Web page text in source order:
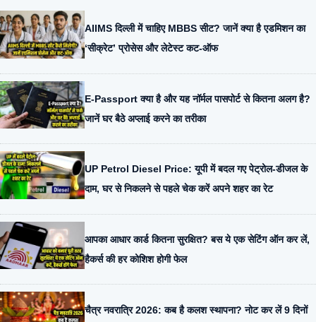
AIIMS दिल्ली में चाहिए MBBS सीट? जानें क्या है एडमिशन का
‘सीक्रेट’ प्रोसेस और लेटेस्ट कट-ऑफ
E-Passport क्या है और यह नॉर्मल पासपोर्ट से कितना अलग है?
जानें घर बैठे अप्लाई करने का तरीका
UP Petrol Diesel Price: यूपी में बदल गए पेट्रोल-डीजल के
दाम, घर से निकलने से पहले चेक करें अपने शहर का रेट
आपका आधार कार्ड कितना सुरक्षित? बस ये एक सेटिंग ऑन कर लें,
हैकर्स की हर कोशिश होगी फेल
चैत्र नवरात्रि 2026: कब है कलश स्थापना? नोट कर लें 9 दिनों